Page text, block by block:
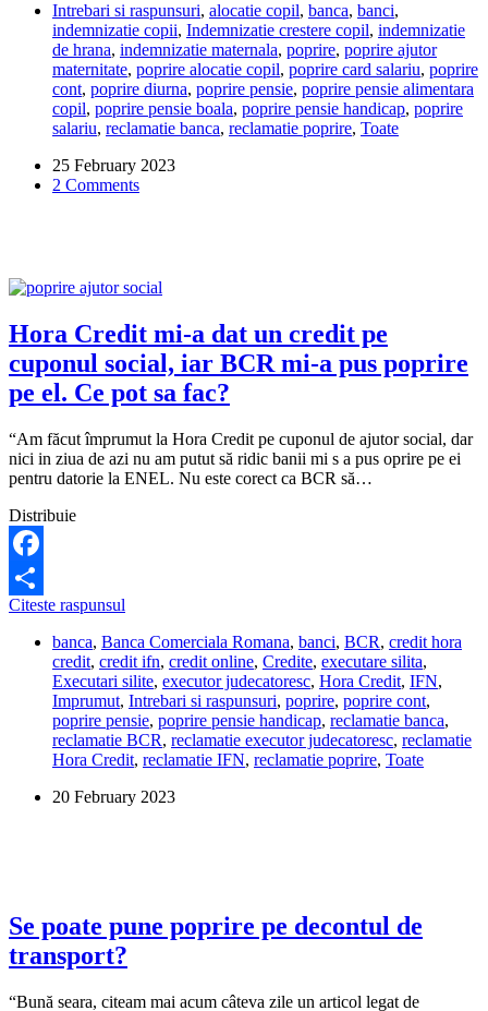
tip
de
indemnizatie
nu
se
poate
pune
Intrebari si raspunsuri, alocatie copil, banca, banci,
indemnizatie copii, Indemnizatie crestere copil, indemnizatie
de hrana, indemnizatie maternala, poprire, poprire ajutor
maternitate, poprire alocatie copil, poprire card salariu, poprire
cont, poprire diurna, poprire pensie, poprire pensie alimentara
copil, poprire pensie boala, poprire pensie handicap, poprire
salariu, reclamatie banca, reclamatie poprire, Toate
25 February 2023
2 Comments
Hora Credit mi-a dat un credit pe
cuponul social, iar BCR mi-a pus poprire
pe el. Ce pot sa fac?
“Am făcut împrumut la Hora Credit pe cuponul de ajutor social, dar
nici in ziua de azi nu am putut să ridic banii mi s a pus oprire pe ei
pentru datorie la ENEL. Nu este corect ca BCR să…
Distribuie
Facebook
Share
Citeste raspunsul
mi-
a
dat
un
credit
pe
cuponul
iar
el.
Ce
sa
banca, Banca Comerciala Romana, banci, BCR, credit hora
credit, credit ifn, credit online, Credite, executare silita,
Executari silite, executor judecatoresc, Hora Credit, IFN,
Imprumut, Intrebari si raspunsuri, poprire, poprire cont,
poprire pensie, poprire pensie handicap, reclamatie banca,
reclamatie BCR, reclamatie executor judecatoresc, reclamatie
Hora Credit, reclamatie IFN, reclamatie poprire, Toate
20 February 2023
Se poate pune poprire pe decontul de
transport?
“Bună seara, citeam mai acum câteva zile un articol legat de